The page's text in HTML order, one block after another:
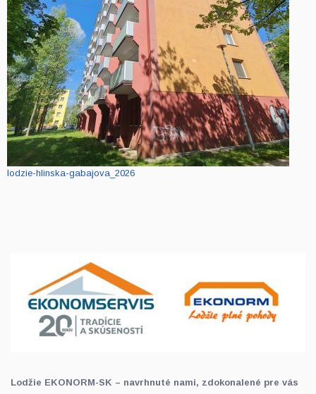
lodzie-hlinska-gabajova_2026
Lodžie EKONORM-SK – navrhnuté nami, zdokonalené pre vás